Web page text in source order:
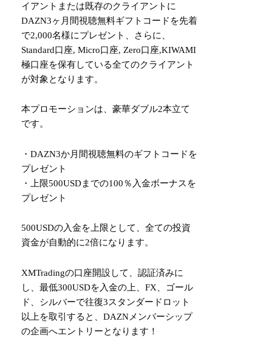
イアントまたは既存のクライアントに
DAZN3ヶ月間視聴無料ギフトコードを先着
で2,000名様にプレゼント、さらに、
Standard口座, Micro口座, Zero口座,KIWAMI
極口座を保有している全てのクライアント
が対象となります。
本プロモーションは、豪華ダブル2本立て
です。
・DAZN3か月間視聴無料のギフトコードを
プレゼント
・上限500USDまでの100％入金ボーナスを
プレゼント
500USDの入金を上限として、全ての投資
資金が自動的に2倍になります。
XMTradingの口座開設して、認証済みに
し、最低300USDを入金の上、FX、ゴール
ド、シルバーで往復3スタンダードロット
以上を取引すると、DAZNメンバーシップ
の企画へエントリーとなります！